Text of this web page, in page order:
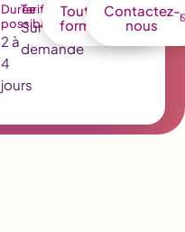
Durée
possible
2 à
4
jours
Tarif
Sur
demande
Toutes nos
formations
Contactez-
nous